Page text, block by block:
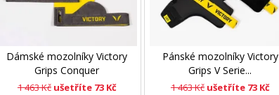
Dámské mozolníky Victory
Grips Conquer
1 463 Kč ušetříte 73 Kč
Pánské mozolníky Victory
Grips V Serie...
1 463 Kč ušetříte 73 Kč